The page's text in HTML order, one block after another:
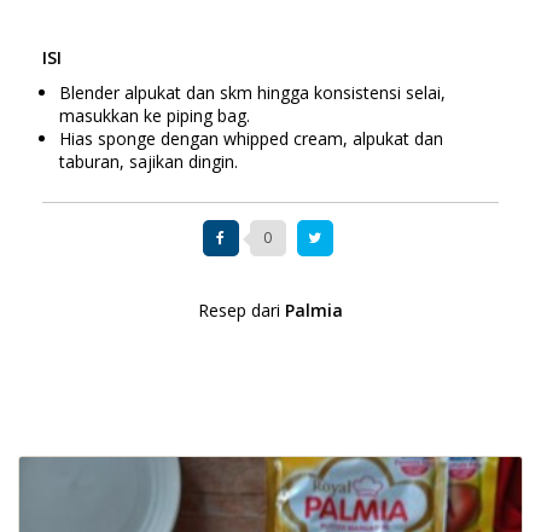
ISI
Blender alpukat dan skm hingga konsistensi selai,
masukkan ke piping bag.
Hias sponge dengan whipped cream, alpukat dan
taburan, sajikan dingin.
0
Resep dari Palmia